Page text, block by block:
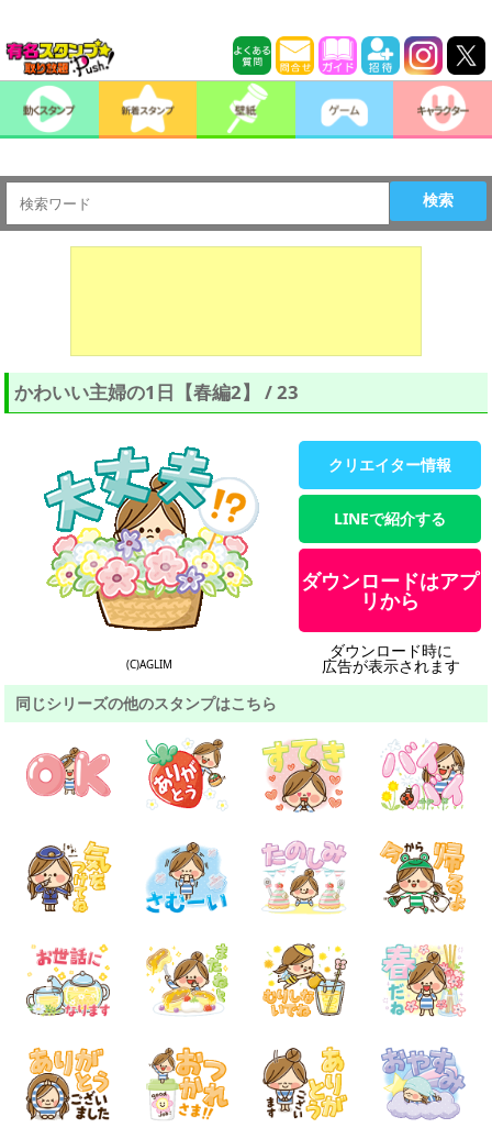
検索
かわいい主婦の1日【春編2】 / 23
(C)AGLIM
クリエイター情報
LINEで紹介する
ダウンロードはアプ
リから
ダウンロード時に
広告が表示されます
同じシリーズの他のスタンプはこちら